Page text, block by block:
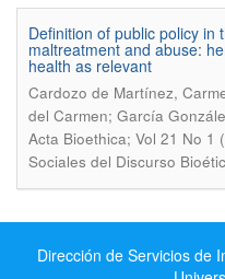
Definition of public policy
maltreatment and abuse:
health as relevant
Cardozo de Martínez,
del Carmen; García
Acta Bioethica; Vol 21 No 1
Sociales del Discurso
Dirección de Servicios de